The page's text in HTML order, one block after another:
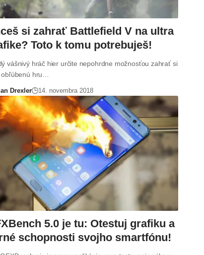
si zahrať Battlefield V na ultra
Toto k tomu potrebuješ!
vášnivý hráč hier určite nepohrdne možnosťou zahrať si
hru…
Drexler 14. novembra 2018
5.0 je tu: Otestuj grafiku a
schopnosti svojho smartfónu!